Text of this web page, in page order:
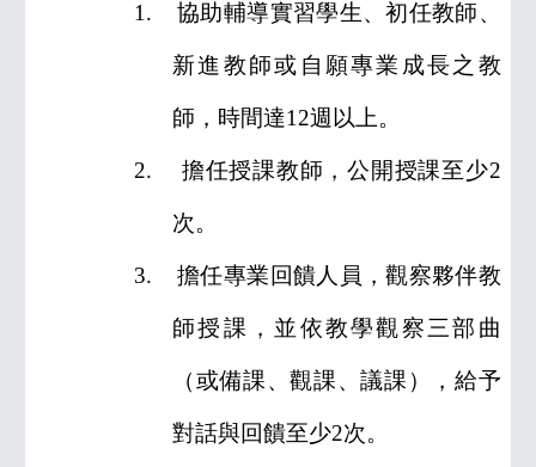
1. 協助輔導實習學生、初任教師、
新進教師或自願專業成長之教
師，時間達12週以上。
2. 擔任授課教師，公開授課至少2
次。
3. 擔任專業回饋人員，觀察夥伴教
師授課，並依教學觀察三部曲
（或備課、觀課、議課），給予
對話與回饋至少2次。